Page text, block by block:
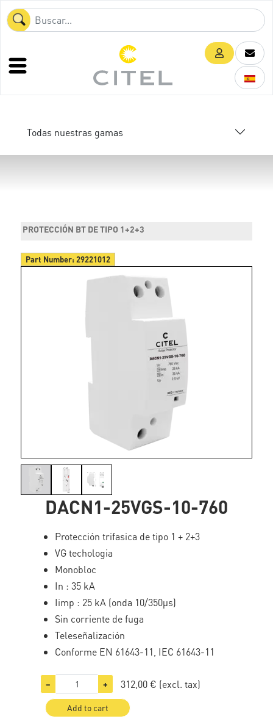
Todas nuestras gamas
PROTECCIÓN BT DE TIPO 1+2+3
Part Number:29221012
DACN1-25VGS-10-760
Protección trifasica de tipo 1 + 2+3
VG techologia
Monobloc
In : 35 kA
Iimp : 25 kA (onda 10/350µs)
Sin corriente de fuga
Teleseñalización
Conforme EN 61643-11, IEC 61643-11
− + 312,00 € (excl. tax)
Add to cart